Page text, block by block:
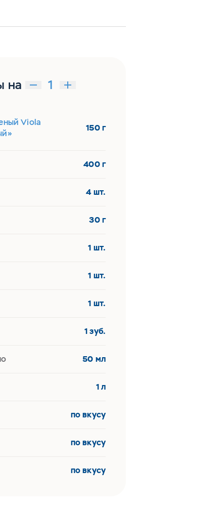
на
Viola
150 г
400 г
4 шт.
30 г
1 шт.
1 шт.
1 шт.
1 зуб.
50 мл
1 л
по вкусу
по вкусу
по вкусу